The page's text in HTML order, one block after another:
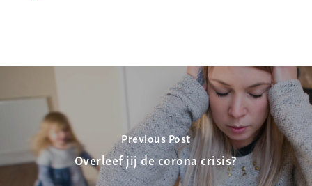
Previous Post
Overleef jij de corona crisis?